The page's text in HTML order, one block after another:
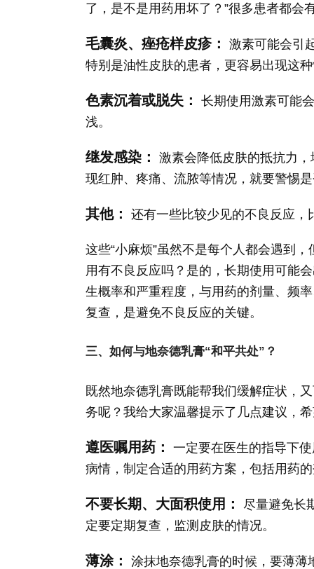
了，是不是用药用坏了？”很多患者都会
毛囊炎、痤疮样皮疹：
激素可能会引
特别是油性皮肤的患者，更容易出现这
色素沉着或脱失：
长期使用激素可能
浅。
继发感染：
激素会降低皮肤的抵抗力
现红肿、疼痛、流脓等情况，就要警惕
其他： 还有一些比较少见的不良反应，
这些“小麻烦”虽然不是每个人都会遇到
用有不良反应吗？是的，长期使用可能
生概率和严重程度，与用药的剂量、频
复查，是避免不良反应的关键。
三、如何与地奈德乳膏“和平共处”？
既然地奈德乳膏既能帮我们缓解症状，
务呢？我给大家温馨提示了几点建议，
遵医嘱用药：
一定要在医生的指导下
病情，制定合适的用药方案，包括用药
不要长期、大面积使用：
尽量避免长
定要定期复查，监测皮肤的情况。
薄涂： 涂抹地奈德乳膏的时候，要薄薄